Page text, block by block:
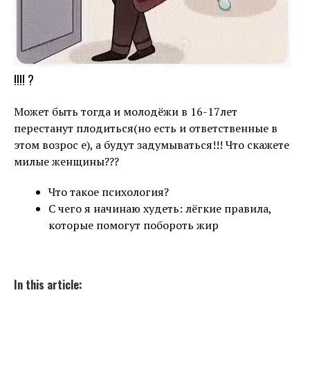
!!!! ?
Может быть тогда и молодёжи в 16-17лет
перестанут плодиться(но есть и ответственные в
этом возрос е), а будут задумываться!!! Что скажете
милые женщины???
Что такое психология?
С чего я начинаю худеть: лёгкие правила,
которые помогут побороть жир
In this article: